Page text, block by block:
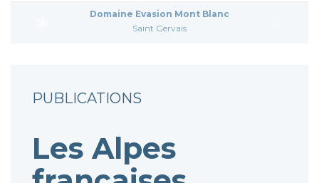
Domaine Evasion Mont Blanc
Saint Gervais
PUBLICATIONS
Les Alpes